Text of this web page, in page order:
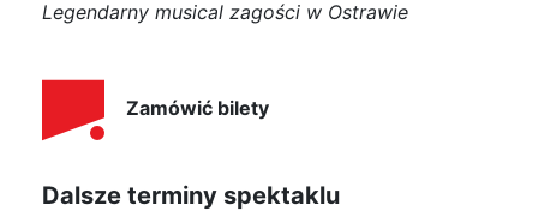
Legendarny musical zagości w Ostrawie
Zamówić bilety
Dalsze terminy spektaklu